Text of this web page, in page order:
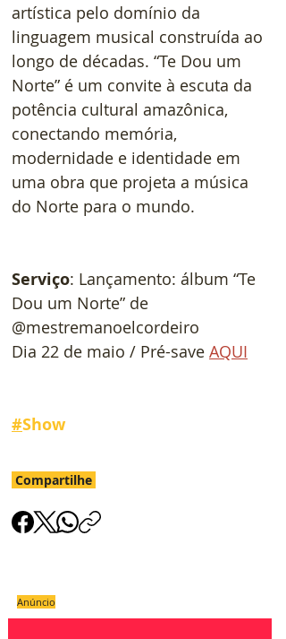
artística pelo domínio da
linguagem musical construída ao
longo de décadas. “Te Dou um
Norte” é um convite à escuta da
potência cultural amazônica,
conectando memória,
modernidade e identidade em
uma obra que projeta a música
do Norte para o mundo.
Serviço: Lançamento: álbum “Te
Dou um Norte” de
@mestremanoelcordeiro
Dia 22 de maio / Pré-save AQUI
#Show
Compartilhe
Anúncio